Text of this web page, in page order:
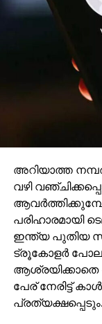
അറിയാത്ത
വഴി
പരിഹാരമായി
ഇന്ത്യ പുതിയ
ട്രൂകോളര്‍
ആശ്രയിക്കാതെ
പേര് നേരിട്ട്
പ്രത്യക്ഷപ്പെടും.